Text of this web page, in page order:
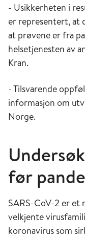
- Usikkerheten i
er representert, at
at prøvene er fra
helsetjenesten av
Kran.
- Tilsvarende
informasjon om
Norge.
før
SARS-CoV-2 er
velkjente
koronavirus som